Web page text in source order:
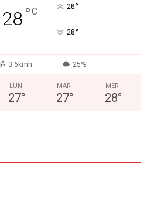
28°C 28°
28°
3.6kmh 25%
LUN
27°
MAR
27°
MER
28°